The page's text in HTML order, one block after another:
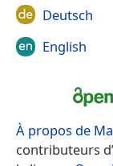
Deutsch
English
À propos de
contributeurs d’